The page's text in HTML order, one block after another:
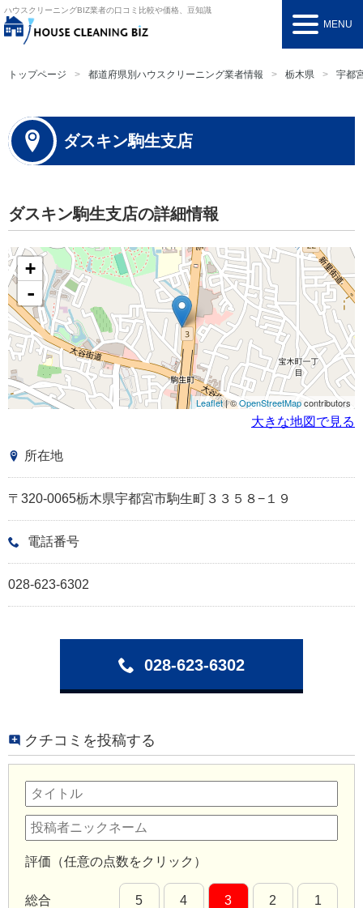
ハウスクリーニングBIZ業者の口コミ比較や価格、豆知識
MENU
トップページ 都道府県別ハウスクリーニング業者情報 栃木県 宇都
ダスキン駒生支店
ダスキン駒生支店の詳細情報
+
-
Leaflet| ©OpenStreetMapcontributors
大きな地図で見る
所在地
〒320-0065栃木県宇都宮市駒生町３３５８−１９
電話番号
028-623-6302
028-623-6302
クチコミを投稿する
評価（任意の点数をクリック）
総合 5 4 3 2 1